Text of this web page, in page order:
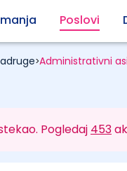
Poslovi
>Administrativni
Pogledaj 453